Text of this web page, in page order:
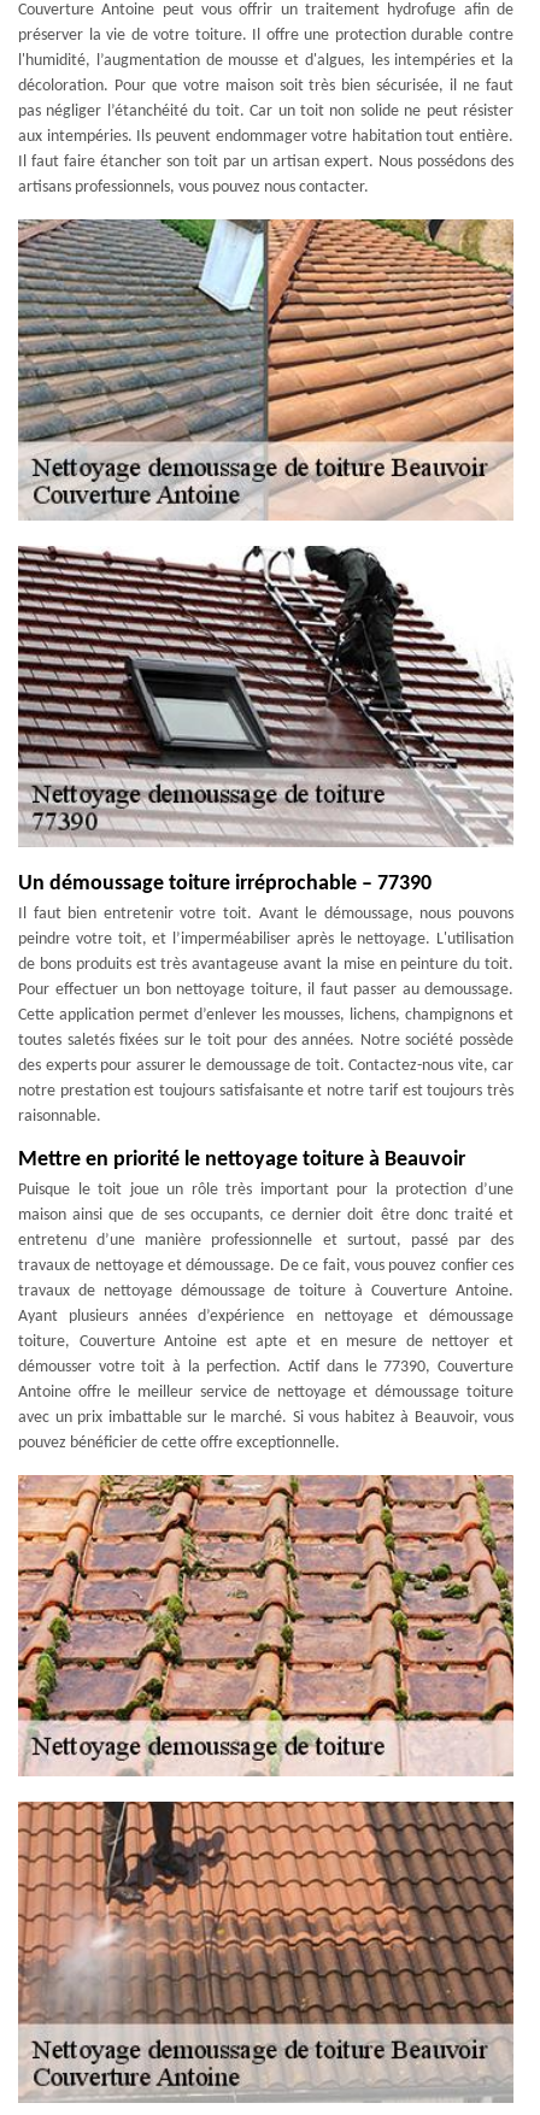
Couverture Antoine peut vous offrir un traitement hydrofuge afin de
préserver la vie de votre toiture. Il offre une protection durable contre
l'humidité, l’augmentation de mousse et d'algues, les intempéries et la
décoloration. Pour que votre maison soit très bien sécurisée, il ne faut
pas négliger l’étanchéité du toit. Car un toit non solide ne peut résister
aux intempéries. Ils peuvent endommager votre habitation tout entière.
Il faut faire étancher son toit par un artisan expert. Nous possédons des
artisans professionnels, vous pouvez nous contacter.
Un démoussage toiture irréprochable – 77390
Il faut bien entretenir votre toit. Avant le démoussage, nous pouvons
peindre votre toit, et l’imperméabiliser après le nettoyage. L'utilisation
de bons produits est très avantageuse avant la mise en peinture du toit.
Pour effectuer un bon nettoyage toiture, il faut passer au demoussage.
Cette application permet d’enlever les mousses, lichens, champignons et
toutes saletés fixées sur le toit pour des années. Notre société possède
des experts pour assurer le demoussage de toit. Contactez-nous vite, car
notre prestation est toujours satisfaisante et notre tarif est toujours très
raisonnable.
Mettre en priorité le nettoyage toiture à Beauvoir
Puisque le toit joue un rôle très important pour la protection d’une
maison ainsi que de ses occupants, ce dernier doit être donc traité et
entretenu d’une manière professionnelle et surtout, passé par des
travaux de nettoyage et démoussage. De ce fait, vous pouvez confier ces
travaux de nettoyage démoussage de toiture à Couverture Antoine.
Ayant plusieurs années d’expérience en nettoyage et démoussage
toiture, Couverture Antoine est apte et en mesure de nettoyer et
démousser votre toit à la perfection. Actif dans le 77390, Couverture
Antoine offre le meilleur service de nettoyage et démoussage toiture
avec un prix imbattable sur le marché. Si vous habitez à Beauvoir, vous
pouvez bénéficier de cette offre exceptionnelle.